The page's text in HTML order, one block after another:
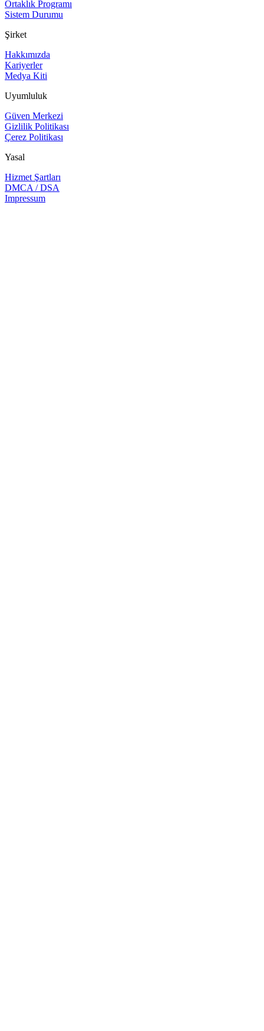
Ortaklık Programı
Sistem Durumu
Şirket
Hakkımızda
Kariyerler
Medya Kiti
Uyumluluk
Güven Merkezi
Gizlilik Politikası
Çerez Politikası
Yasal
Hizmet Şartları
DMCA / DSA
Impressum